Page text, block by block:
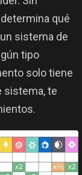
qué
sistema de
tipo
solo tiene
sistema, te